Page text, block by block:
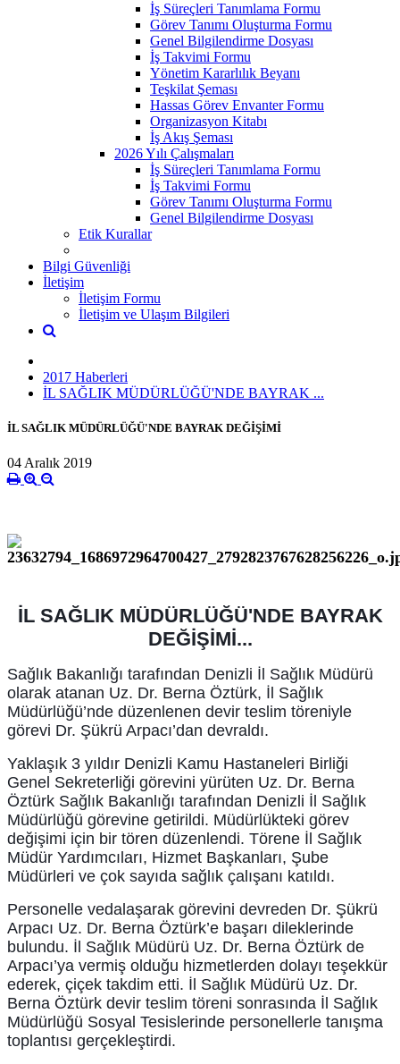
İş Süreçleri Tanımlama Formu
Görev Tanımı Oluşturma Formu
Genel Bilgilendirme Dosyası
İş Takvimi Formu
Yönetim Kararlılık Beyanı
Teşkilat Şeması
Hassas Görev Envanter Formu
Organizasyon Kitabı
İş Akış Şeması
2026 Yılı Çalışmaları
İş Süreçleri Tanımlama Formu
İş Takvimi Formu
Görev Tanımı Oluşturma Formu
Genel Bilgilendirme Dosyası
Etik Kurallar
Bilgi Güvenliği
İletişim
İletişim Formu
İletişim ve Ulaşım Bilgileri
2017 Haberleri
İL SAĞLIK MÜDÜRLÜĞÜ'NDE BAYRAK ...
İL SAĞLIK MÜDÜRLÜĞÜ'NDE BAYRAK DEĞİŞİMİ
04 Aralık 2019
İL SAĞLIK MÜDÜRLÜĞÜ'NDE BAYRAK
DEĞİŞİMİ...
Sağlık Bakanlığı tarafından Denizli İl Sağlık Müdürü
olarak atanan Uz. Dr. Berna Öztürk, İl Sağlık
Müdürlüğü’nde düzenlenen devir teslim töreniyle
görevi Dr. Şükrü Arpacı’dan devraldı.
Yaklaşık 3 yıldır Denizli Kamu Hastaneleri Birliği
Genel Sekreterliği görevini yürüten Uz. Dr. Berna
Öztürk Sağlık Bakanlığı tarafından Denizli İl Sağlık
Müdürlüğü görevine getirildi. Müdürlükteki görev
değişimi için bir tören düzenlendi. Törene İl Sağlık
Müdür Yardımcıları, Hizmet Başkanları, Şube
Müdürleri ve çok sayıda sağlık çalışanı katıldı.
Personelle vedalaşarak görevini devreden Dr. Şükrü
Arpacı Uz. Dr. Berna Öztürk’e başarı dileklerinde
bulundu. İl Sağlık Müdürü Uz. Dr. Berna Öztürk de
Arpacı’ya vermiş olduğu hizmetlerden dolayı teşekkür
ederek, çiçek takdim etti. İl Sağlık Müdürü Uz. Dr.
Berna Öztürk devir teslim töreni sonrasında İl Sağlık
Müdürlüğü Sosyal Tesislerinde personellerle tanışma
toplantısı gerçekleştirdi.